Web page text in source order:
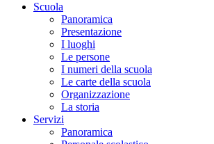
Scuola
Panoramica
Presentazione
I luoghi
Le persone
I numeri della scuola
Le carte della scuola
Organizzazione
La storia
Servizi
Panoramica